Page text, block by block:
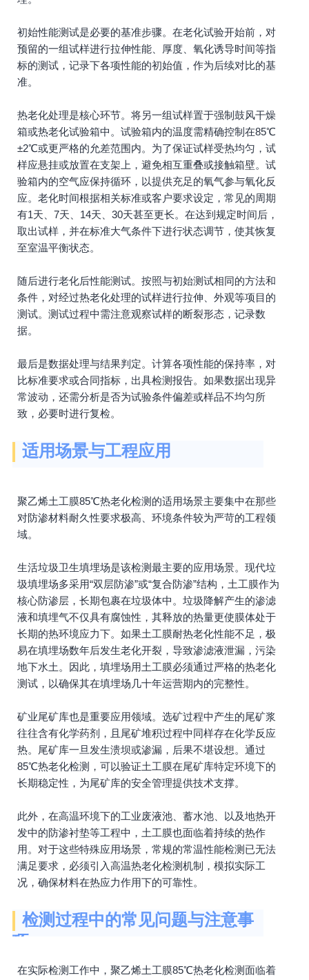
初始性能测试是必要的基准步骤。在老化试验开始前，对
预留的一组试样进行拉伸性能、厚度、氧化诱导时间等指
标的测试，记录下各项性能的初始值，作为后续对比的基
准。
热老化处理是核心环节。将另一组试样置于强制鼓风干燥
箱或热老化试验箱中。试验箱内的温度需精确控制在85℃
±2℃或更严格的允差范围内。为了保证试样受热均匀，试
样应悬挂或放置在支架上，避免相互重叠或接触箱壁。试
验箱内的空气应保持循环，以提供充足的氧气参与氧化反
应。老化时间根据相关标准或客户要求设定，常见的周期
有1天、7天、14天、30天甚至更长。在达到规定时间后，
取出试样，并在标准大气条件下进行状态调节，使其恢复
至室温平衡状态。
随后进行老化后性能测试。按照与初始测试相同的方法和
条件，对经过热老化处理的试样进行拉伸、外观等项目的
测试。测试过程中需注意观察试样的断裂形态，记录数
据。
最后是数据处理与结果判定。计算各项性能的保持率，对
比标准要求或合同指标，出具检测报告。如果数据出现异
常波动，还需分析是否为试验条件偏差或样品不均匀所
致，必要时进行复检。
适用场景与工程应用
聚乙烯土工膜85℃热老化检测的适用场景主要集中在那些
对防渗材料耐久性要求极高、环境条件较为严苛的工程领
域。
生活垃圾卫生填埋场是该检测最主要的应用场景。现代垃
圾填埋场多采用“双层防渗”或“复合防渗”结构，土工膜作为
核心防渗层，长期包裹在垃圾体中。垃圾降解产生的渗滤
液和填埋气不仅具有腐蚀性，其释放的热量更使膜体处于
长期的热环境应力下。如果土工膜耐热老化性能不足，极
易在填埋场数年后发生老化开裂，导致渗滤液泄漏，污染
地下水土。因此，填埋场用土工膜必须通过严格的热老化
测试，以确保其在填埋场几十年运营期内的完整性。
矿业尾矿库也是重要应用领域。选矿过程中产生的尾矿浆
往往含有化学药剂，且尾矿堆积过程中同样存在化学反应
热。尾矿库一旦发生溃坝或渗漏，后果不堪设想。通过
85℃热老化检测，可以验证土工膜在尾矿库特定环境下的
长期稳定性，为尾矿库的安全管理提供技术支撑。
此外，在高温环境下的工业废液池、蓄水池、以及地热开
发中的防渗衬垫等工程中，土工膜也面临着持续的热作
用。对于这些特殊应用场景，常规的常温性能检测已无法
满足要求，必须引入高温热老化检测机制，模拟实际工
况，确保材料在热应力作用下的可靠性。
检测过程中的常见问题与注意事
项
在实际检测工作中，聚乙烯土工膜85℃热老化检测面临着